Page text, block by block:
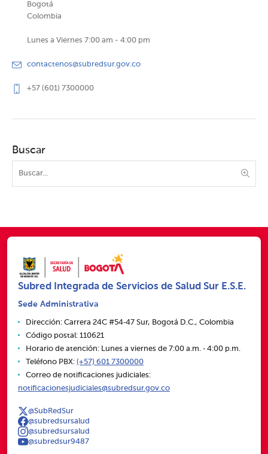
Bogotá
Colombia
Lunes a Viernes 7:00 am - 4:00 pm
contactenos@subredsur.gov.co
+57 (601) 7300000
Buscar
Subred Integrada de Servicios de Salud Sur E.S.E.
Sede Administrativa
Dirección: Carrera 24C #54‑47 Sur, Bogotá D.C., Colombia
Código postal: 110621
Horario de atención: Lunes a viernes de 7:00 a.m. ‑ 4:00 p.m.
Teléfono PBX: (+57) 601 7300000
Correo de notificaciones judiciales:
notificacionesjudiciales@subredsur.gov.co
@SubRedSur
@subredsursalud
@subredsursalud
@subredsur9487